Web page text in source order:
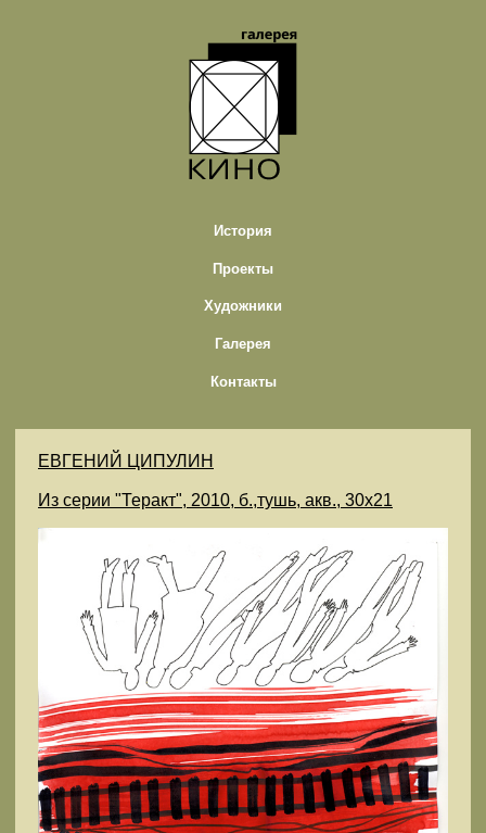
История
Проекты
Художники
Галерея
Контакты
ЕВГЕНИЙ ЦИПУЛИН
Из серии "Теракт", 2010, б.,тушь, акв., 30х21